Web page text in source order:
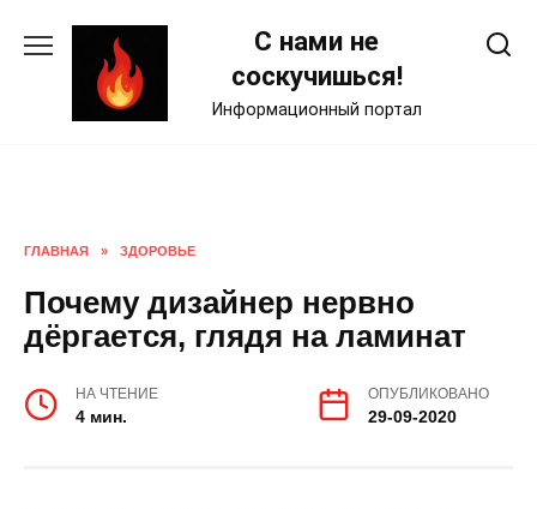
С нами не
соскучишься!
Информационный портал
ГЛАВНАЯ » ЗДОРОВЬЕ
Почему дизайнер нервно
дёргается, глядя на ламинат
НА ЧТЕНИЕ
4 мин.
ОПУБЛИКОВАНО
29-09-2020